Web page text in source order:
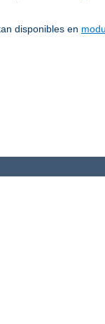
disponibles en